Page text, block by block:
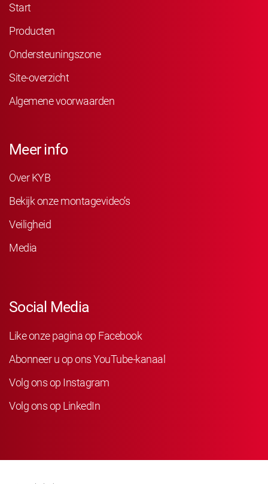
Start
Producten
Ondersteuningszone
Site-overzicht
Algemene voorwaarden
Meer info
Over KYB
Bekijk onze montagevideo’s
Veiligheid
Media
Social Media
Like onze pagina op Facebook
Abonneer u op ons YouTube-kanaal
Volg ons op Instagram
Volg ons op LinkedIn